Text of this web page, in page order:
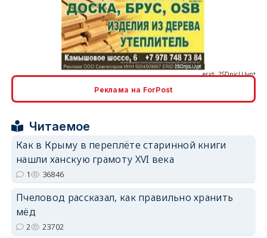
Реклама на ForPost
Читаемое
Как в Крыму в переплёте старинной книги
нашли ханскую грамоту XVI века
1 36846
Пчеловод рассказал, как правильно хранить
мёд
2 23702